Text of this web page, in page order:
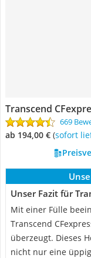
Transcend
669
ab 194,00 € ( Sofort
Unser Fazit für
Mit einer Fülle
Transcend
überzeugt. Dieses
nicht nur eine